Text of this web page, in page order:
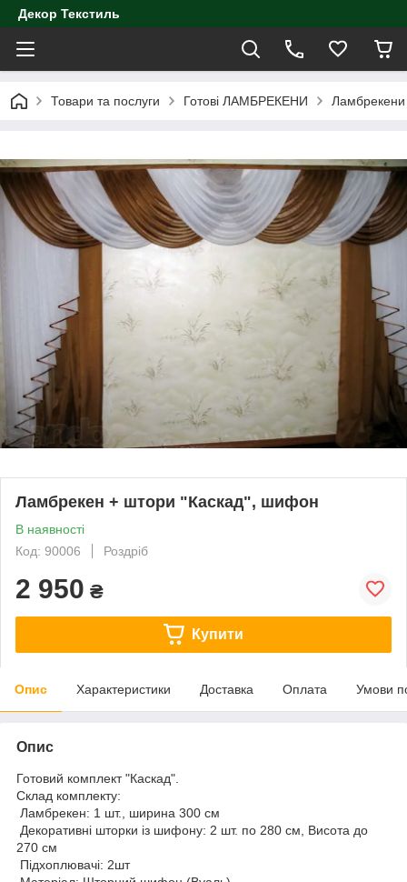
Декор Текстиль
Товари та послуги Готові ЛАМБРЕКЕНИ Ламбрекени
Ламбрекен + штори "Каскад", шифон
В наявності
Код: 90006
Роздріб
2 950 ₴
Купити
Опис Характеристики Доставка Оплата Умови
Опис
Готовий комплект "Каскад".
Склад комплекту:
Ламбрекен: 1 шт., ширина 300 см
Декоративні шторки із шифону: 2 шт. по 280 см, Висота до
270 см
Підхоплювачі: 2шт